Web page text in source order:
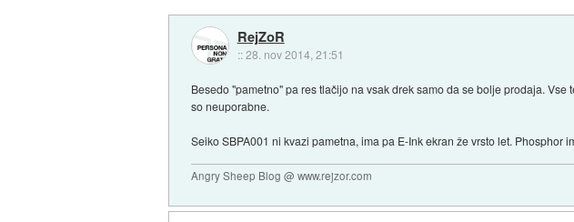
RejZoR
::28. nov 2014, 21:51
Besedo "pametno" pa res tlačijo na vsak drek samo da se bolje prodaja.
so neuporabne.
Seiko SBPA001 ni kvazi pametna, ima pa E-Ink ekran že vrsto let. Phosphor
Angry Sheep Blog @ www.rejzor.com